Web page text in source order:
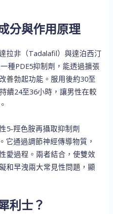
分與作用原理
拉非（Tadalafil）與達泊西汀
種PDE5抑制劑，能透過擴張
善勃起功能。服用後約30至
續24至36小時，讓男性在較
5-羥色胺再攝取抑制劑
它通過調節神經傳導物質，
愛過程。兩者結合，使雙效
和早洩兩大常見性問題，顯
利士？